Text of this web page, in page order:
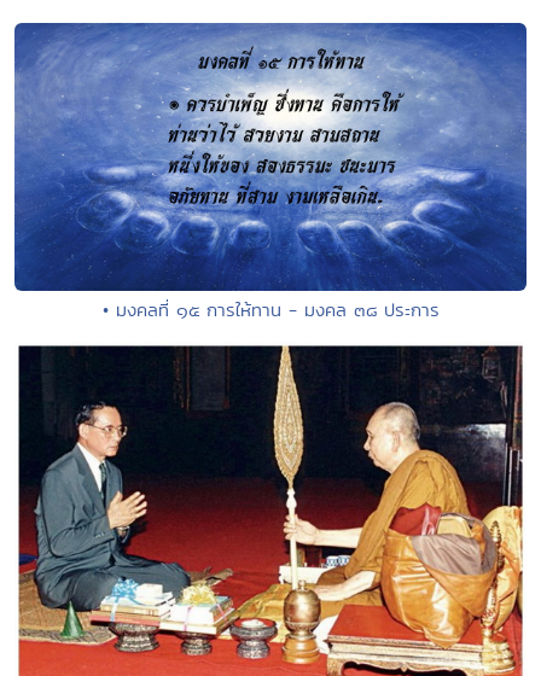
• มงคลที่ ๑๕ การให้ทาน - มงคล ๓๘ ประการ